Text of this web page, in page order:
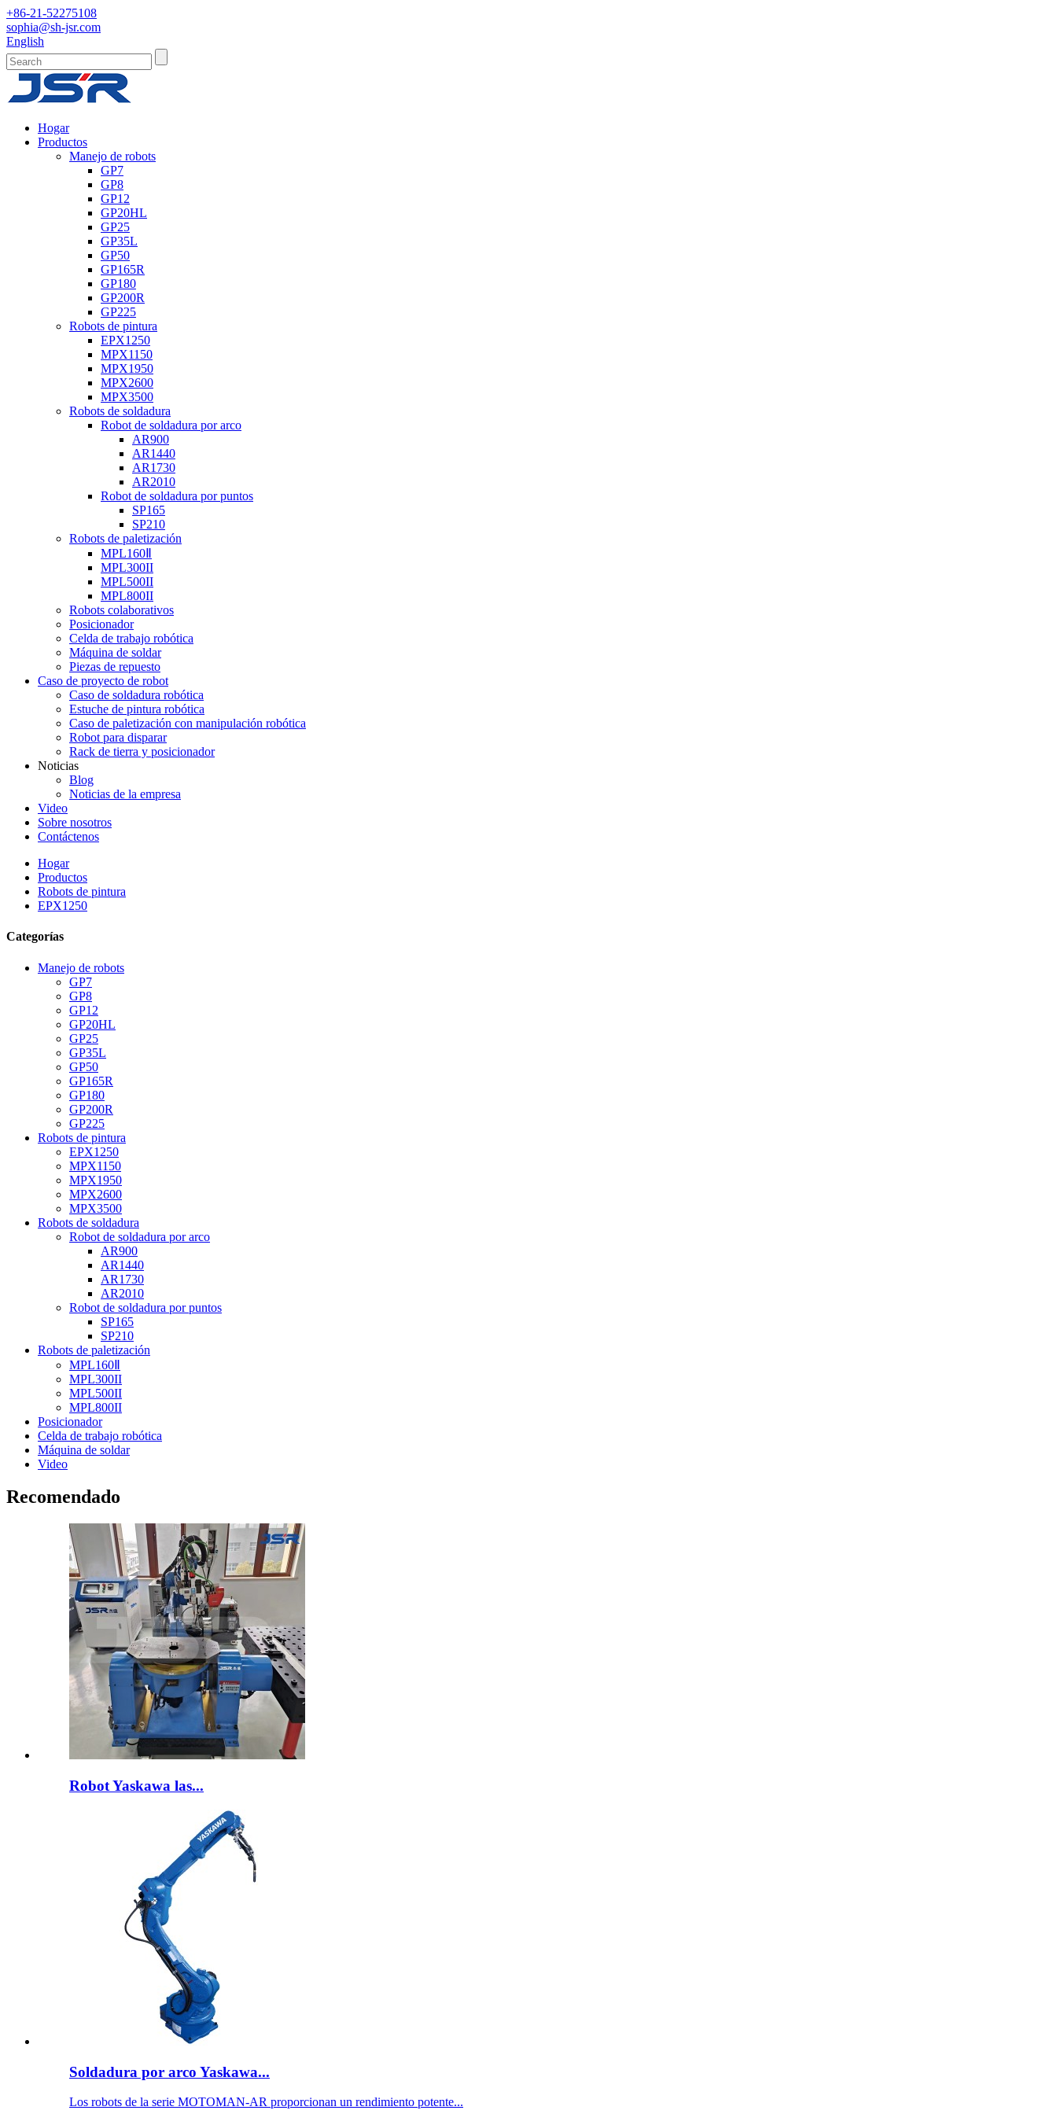
+86-21-52275108
sophia@sh-jsr.com
English
Hogar
Productos
Manejo de robots
GP7
GP8
GP12
GP20HL
GP25
GP35L
GP50
GP165R
GP180
GP200R
GP225
Robots de pintura
EPX1250
MPX1150
MPX1950
MPX2600
MPX3500
Robots de soldadura
Robot de soldadura por arco
AR900
AR1440
AR1730
AR2010
Robot de soldadura por puntos
SP165
SP210
Robots de paletización
MPL160Ⅱ
MPL300II
MPL500II
MPL800II
Robots colaborativos
Posicionador
Celda de trabajo robótica
Máquina de soldar
Piezas de repuesto
Caso de proyecto de robot
Caso de soldadura robótica
Estuche de pintura robótica
Caso de paletización con manipulación robótica
Robot para disparar
Rack de tierra y posicionador
Noticias
Blog
Noticias de la empresa
Video
Sobre nosotros
Contáctenos
Hogar
Productos
Robots de pintura
EPX1250
Categorías
Manejo de robots
GP7
GP8
GP12
GP20HL
GP25
GP35L
GP50
GP165R
GP180
GP200R
GP225
Robots de pintura
EPX1250
MPX1150
MPX1950
MPX2600
MPX3500
Robots de soldadura
Robot de soldadura por arco
AR900
AR1440
AR1730
AR2010
Robot de soldadura por puntos
SP165
SP210
Robots de paletización
MPL160Ⅱ
MPL300II
MPL500II
MPL800II
Posicionador
Celda de trabajo robótica
Máquina de soldar
Video
Recomendado
Robot Yaskawa las...
Soldadura por arco Yaskawa...
Los robots de la serie MOTOMAN-AR proporcionan un rendimiento potente...